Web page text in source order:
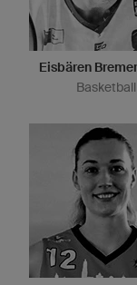
Eisbären
Basketball